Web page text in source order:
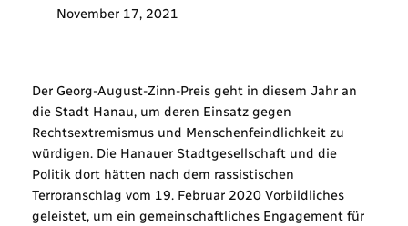
November 17, 2021
Der Georg-August-Zinn-Preis geht in diesem Jahr an
die Stadt Hanau, um deren Einsatz gegen
Rechtsextremismus und Menschenfeindlichkeit zu
würdigen. Die Hanauer Stadtgesellschaft und die
Politik dort hätten nach dem rassistischen
Terroranschlag vom 19. Februar 2020 Vorbildliches
geleistet, um ein gemeinschaftliches Engagement für